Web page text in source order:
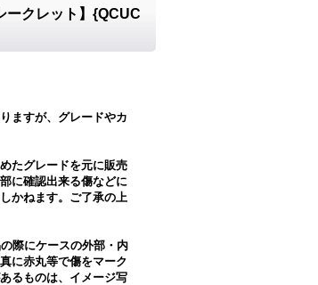
ークレット】{QCUC
ますが、グレードやカ
たグレードを元に販売
に確認出来る傷などに
かねます。ご了承の上
際にケースの外部・内
に赤丸等で傷をマーク
るものは、イメージ写